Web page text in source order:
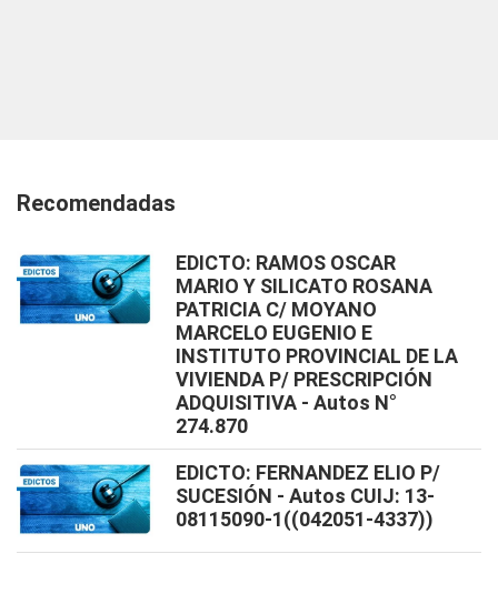
Recomendadas
EDICTO: RAMOS OSCAR
MARIO Y SILICATO ROSANA
PATRICIA C/ MOYANO
MARCELO EUGENIO E
INSTITUTO PROVINCIAL DE LA
VIVIENDA P/ PRESCRIPCIÓN
ADQUISITIVA - Autos N°
274.870
EDICTO: FERNANDEZ ELIO P/
SUCESIÓN - Autos CUIJ: 13-
08115090-1((042051-4337))